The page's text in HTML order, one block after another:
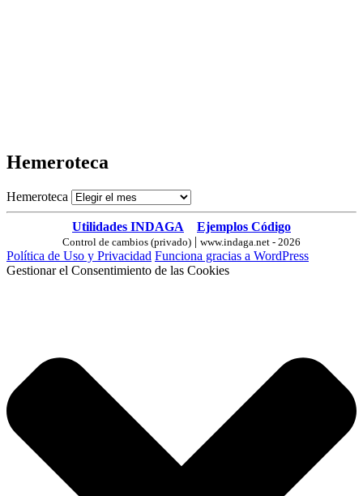
Hemeroteca
Hemeroteca
Utilidades INDAGA Ejemplos Código
Control de cambios (privado) | www.indaga.net - 2026
Política de Uso y Privacidad Funciona gracias a WordPress
Gestionar el Consentimiento de las Cookies